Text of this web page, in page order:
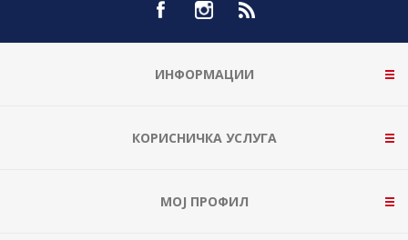
ИНФОРМАЦИИ
КОРИСНИЧКА УСЛУГА
МОЈ ПРОФИЛ